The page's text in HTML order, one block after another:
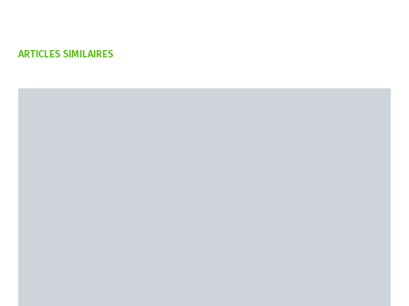
ARTICLES SIMILAIRES